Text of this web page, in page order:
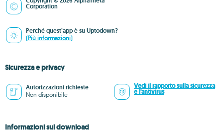
Corporation
Perché quest’app è su Uptodown?
(Più informazioni)
Sicurezza e privacy
Autorizzazioni richieste
Non disponibile
Vedi il rapporto sulla sicurezza
e l'antivirus
Informazioni sul download